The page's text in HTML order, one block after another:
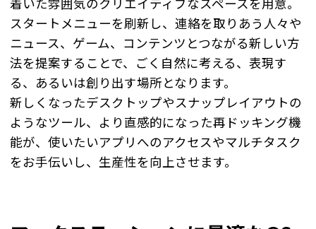
着いた雰囲気のクリエイティブなスペースを用意。
スタートメニューを刷新し、連絡を取りあう人々や
ニュース、ゲーム、コンテンツとつながる新しい方
法を提案することで、ごく自然に考える、表現す
る、あるいは創り出す場所となります。
新しくなったデスクトップやスナップレイアウトの
ようなツール、より直感的になった再ドッキング機
能が、使いたいアプリへのアクセスやマルチタスク
をお手伝いし、生産性を向上させます。